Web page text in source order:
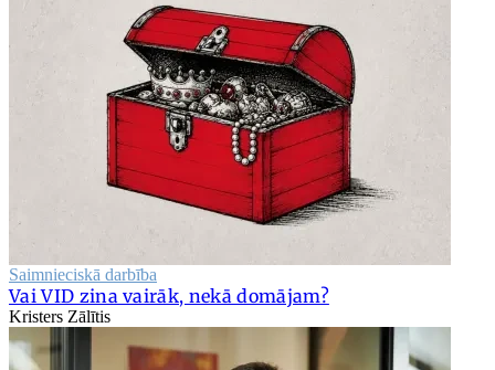
Saimnieciskā darbība
Vai VID zina vairāk, nekā domājam?
Kristers Zālītis